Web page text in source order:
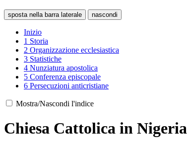
sposta nella barra laterale nascondi
Inizio
1 Storia
2 Organizzazione ecclesiastica
3 Statistiche
4 Nunziatura apostolica
5 Conferenza episcopale
6 Persecuzioni anticristiane
Mostra/Nascondi l'indice
Chiesa Cattolica in Nigeria